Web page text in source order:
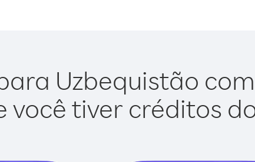
Uzbequistão
você tiver créditos